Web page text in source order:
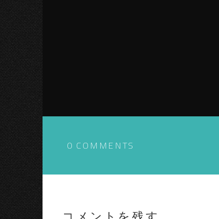
0 COMMENTS
コメントを残す